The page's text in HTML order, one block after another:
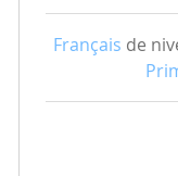
Français de